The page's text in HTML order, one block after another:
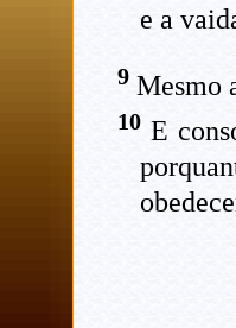
e a
9Mesmo
10E